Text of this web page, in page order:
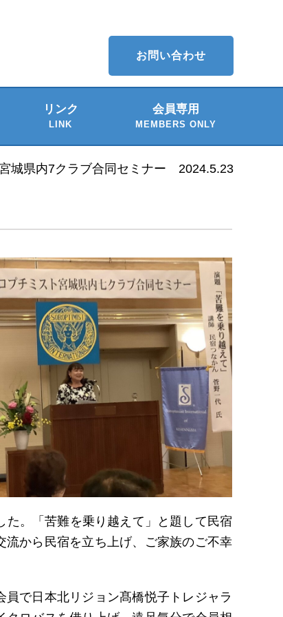
お問い合わせ
リンク
LINK
会員専用
MEMBERS ONLY
城県内7クラブ合同セミナー 2024.5.23
。「苦難を乗り越えて」と題して民宿
から民宿を立ち上げ、ご家族のご不幸
で日本北リジョン髙橋悦子トレジャラ